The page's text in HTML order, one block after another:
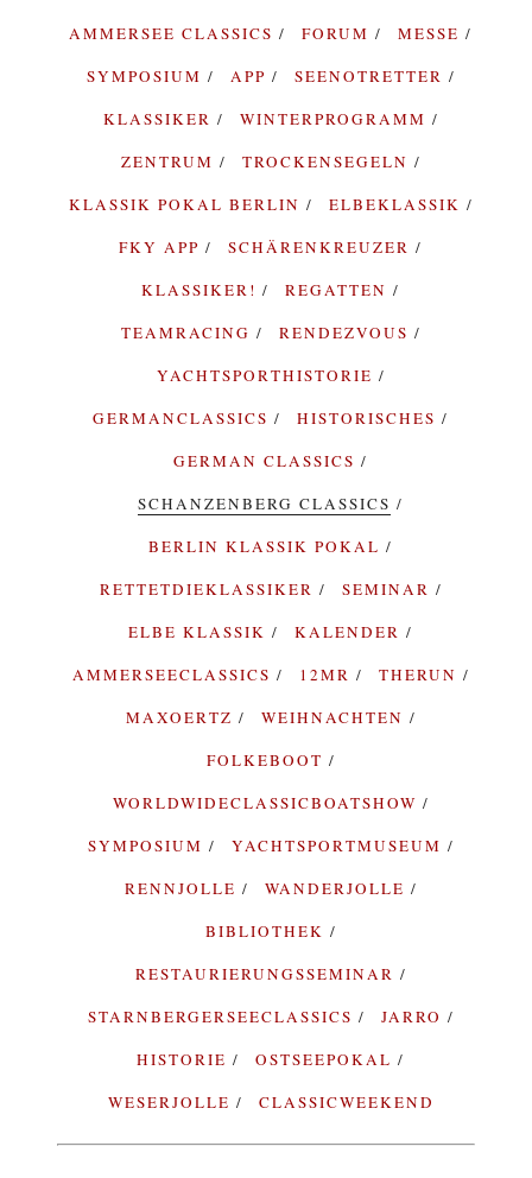
AMMERSEE CLASSICS
FORUM
MESSE
SYMPOSIUM
APP
SEENOTRETTER
KLASSIKER
WINTERPROGRAMM
ZENTRUM
TROCKENSEGELN
KLASSIK POKAL BERLIN
ELBEKLASSIK
FKY APP
SCHÄRENKREUZER
KLASSIKER!
REGATTEN
TEAMRACING
RENDEZVOUS
YACHTSPORTHISTORIE
GERMANCLASSICS
HISTORISCHES
GERMAN CLASSICS
SCHANZENBERG CLASSICS
BERLIN KLASSIK POKAL
RETTETDIEKLASSIKER
SEMINAR
ELBE KLASSIK
KALENDER
AMMERSEECLASSICS
12MR
THERUN
MAXOERTZ
WEIHNACHTEN
FOLKEBOOT
WORLDWIDECLASSICBOATSHOW
SYMPOSIUM
YACHTSPORTMUSEUM
RENNJOLLE
WANDERJOLLE
BIBLIOTHEK
RESTAURIERUNGSSEMINAR
STARNBERGERSEECLASSICS
JARRO
HISTORIE
OSTSEEPOKAL
WESERJOLLE
CLASSICWEEKEND